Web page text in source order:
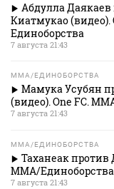
Абдулла
Киатмукао (видео).
Единоборства
7 августа 21:43
MMA/ЕДИНОБОРСТВА
Мамука Усубян
(видео). One FC.
7 августа 21:43
MMA/ЕДИНОБОРСТВА
Таханеак против
MMA/Единоборства
7 августа 21:43